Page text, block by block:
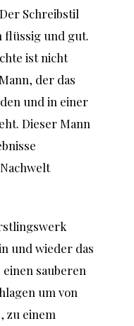
Schreibstil
flüssig und gut.
ist nicht
der das
und in einer
Dieser Mann
und wieder das
sauberen
um von
zu einem